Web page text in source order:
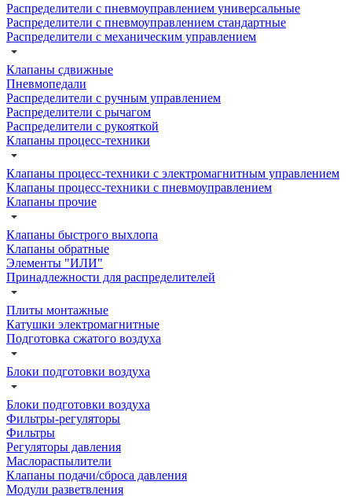
Распределители с пневмоуправлением универсальные
Распределители с пневмоуправлением стандартные
Распределители с механическим управлением
Клапаны сдвижные
Пневмопедали
Распределители с ручным управлением
Распределители с рычагом
Распределители с рукояткой
Клапаны процесс-техники
Клапаны процесс-техники с электромагнитным управлением
Клапаны процесс-техники с пневмоуправлением
Клапаны прочие
Клапаны быстрого выхлопа
Клапаны обратные
Элементы "ИЛИ"
Принадлежности для распределителей
Плиты монтажные
Катушки электромагнитные
Подготовка сжатого воздуха
Блоки подготовки воздуха
Блоки подготовки воздуха
Фильтры-регуляторы
Фильтры
Регуляторы давления
Маслораспылители
Клапаны подачи/сброса давления
Модули разветвления